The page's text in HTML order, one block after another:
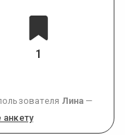
1
Лина—